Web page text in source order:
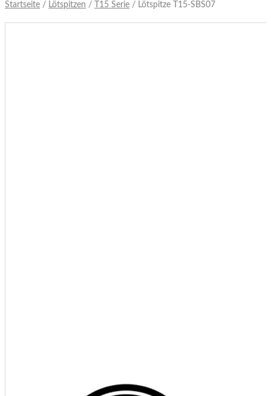
Startseite / Lötspitzen / T15 Serie / Lötspitze T15-SBS07